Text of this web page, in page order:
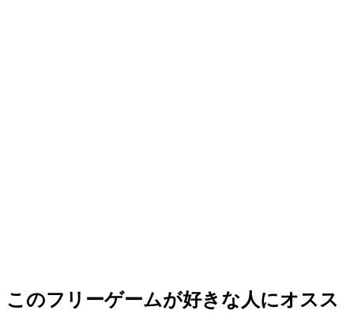
このフリーゲームが好きな人にオスス